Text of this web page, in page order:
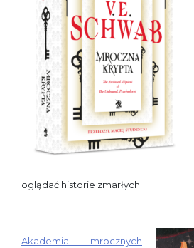
oglądać historie zmarłych.
Akademia mrocznych